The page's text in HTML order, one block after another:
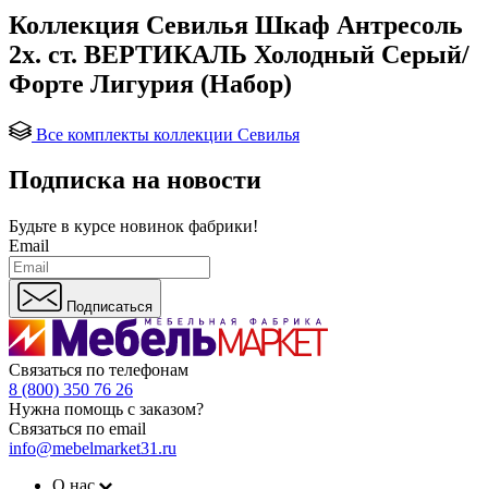
Коллекция Севилья Шкаф Антресоль
2х. ст. ВЕРТИКАЛЬ Холодный Серый/
Форте Лигурия (Набор)
Все комплекты коллекции Севилья
Подписка на новости
Будьте в курсе новинок фабрики!
Email
Подписаться
Связаться по телефонам
8 (800) 350 76 26
Нужна помощь с заказом?
Связаться по email
info@mebelmarket31.ru